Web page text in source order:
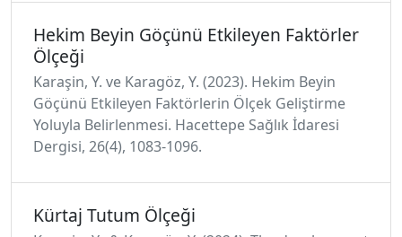
Hekim Beyin Göçünü Etkileyen Faktörler
Ölçeği
Karaşin, Y. ve Karagöz, Y. (2023). Hekim Beyin
Göçünü Etkileyen Faktörlerin Ölçek Geliştirme
Yoluyla Belirlenmesi. Hacettepe Sağlık İdaresi
Dergisi, 26(4), 1083-1096.
Kürtaj Tutum Ölçeği